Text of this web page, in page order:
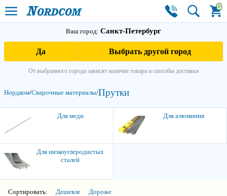
0
Ваш город: Санкт-Петербург
Да Выбрать другой город
От выбранного города зависят наличие товара и способы доставки
Нордком/Сварочные материалы/Прутки
Для меди Для алюминия
Для низкоуглеродистых
сталей
Сортировать: Дешевле Дороже